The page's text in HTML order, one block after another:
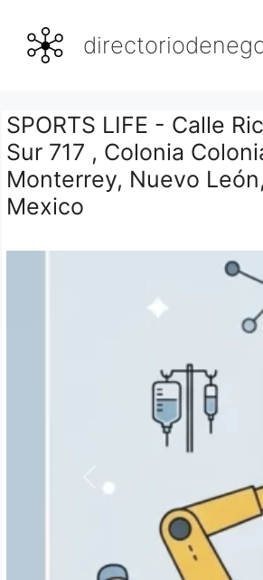
contenido
SPORTS LIFE - Calle
Sur 717 , Colonia
Monterrey, Nuevo
Mexico
Anterior